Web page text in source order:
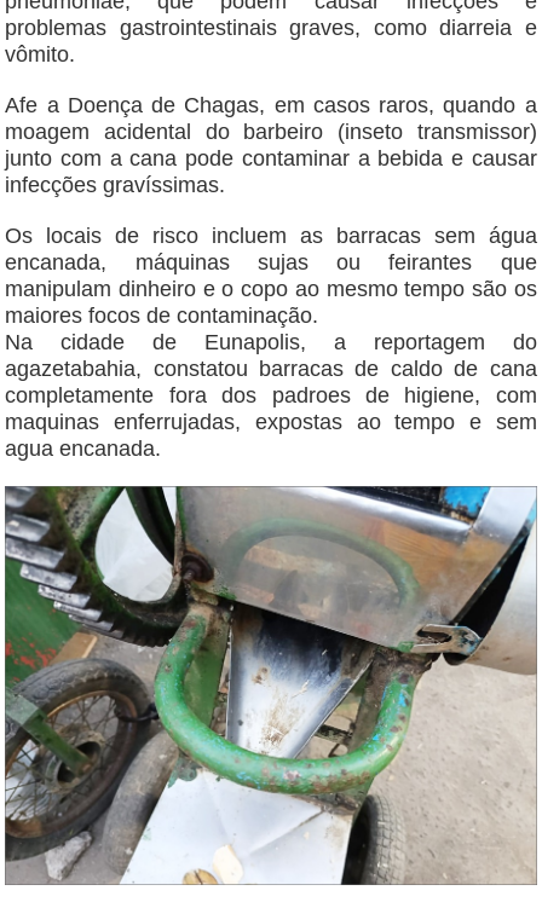
problemas gastrointestinais graves, como diarreia e
vômito.
Afe a Doença de Chagas, em casos raros, quando a
moagem acidental do barbeiro (inseto transmissor)
junto com a cana pode contaminar a bebida e causar
infecções gravíssimas.
Os locais de risco incluem as barracas sem água
encanada, máquinas sujas ou feirantes que
manipulam dinheiro e o copo ao mesmo tempo são os
maiores focos de contaminação.
Na cidade de Eunapolis, a reportagem do
agazetabahia, constatou barracas de caldo de cana
completamente fora dos padroes de higiene, com
maquinas enferrujadas, expostas ao tempo e sem
agua encanada.